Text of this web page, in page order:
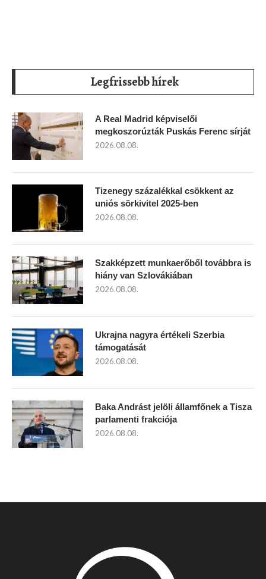
Legfrissebb hírek
A Real Madrid képviselői
megkoszorúzták Puskás Ferenc sírját
2026.08.08.
Tizenegy százalékkal csökkent az
uniós sörkivitel 2025-ben
2026.08.08.
Szakképzett munkaerőből továbbra is
hiány van Szlovákiában
2026.08.08.
Ukrajna nagyra értékeli Szerbia
támogatását
2026.08.08.
Baka Andrást jelöli államfőnek a Tisza
parlamenti frakciója
2026.08.08.